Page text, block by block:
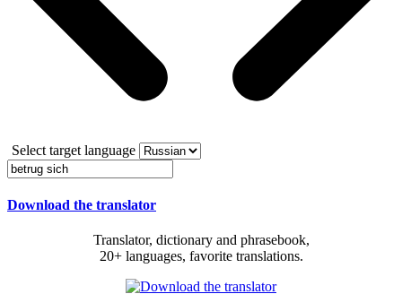
Select target language
Download the translator
Translator, dictionary and phrasebook,
20+ languages, favorite translations.